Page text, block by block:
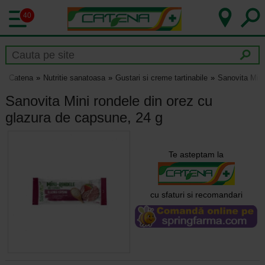
40
Catena Nutritie sanatoasa Gustari si creme tartinabile Sanovita
Sanovita Mini rondele din orez cu
glazura de capsune, 24 g
Te asteptam la
cu sfaturi si recomandari